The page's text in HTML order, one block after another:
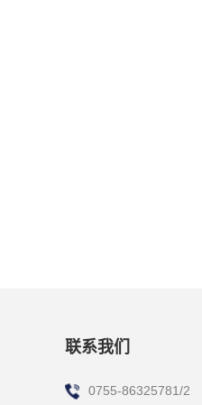
联系我们
0755-86325781/2